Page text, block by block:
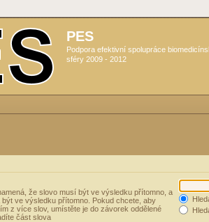
PES
Podpora efektivní spolupráce
sféry 2009 - 2012
že slovo musí být ve výsledku přítomno, a
ve výsledku přítomno. Pokud chcete, aby
z více slov, umístěte je do závorek oddělené
část slova